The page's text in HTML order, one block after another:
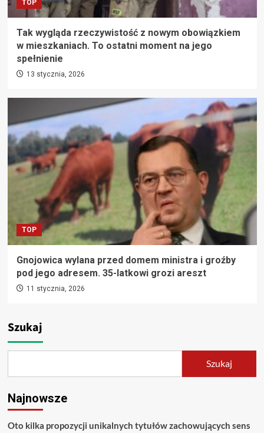
TOP
Tak wygląda rzeczywistość z nowym obowiązkiem
w mieszkaniach. To ostatni moment na jego
spełnienie
13 stycznia, 2026
TOP
Gnojowica wylana przed domem ministra i groźby
pod jego adresem. 35-latkowi grozi areszt
11 stycznia, 2026
Szukaj
Szukaj
Najnowsze
Oto kilka propozycji unikalnych tytułów zachowujących sens